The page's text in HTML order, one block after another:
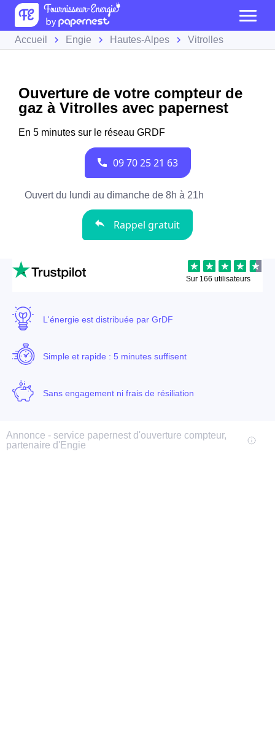
Accueil Engie Hautes-Alpes Vitrolles